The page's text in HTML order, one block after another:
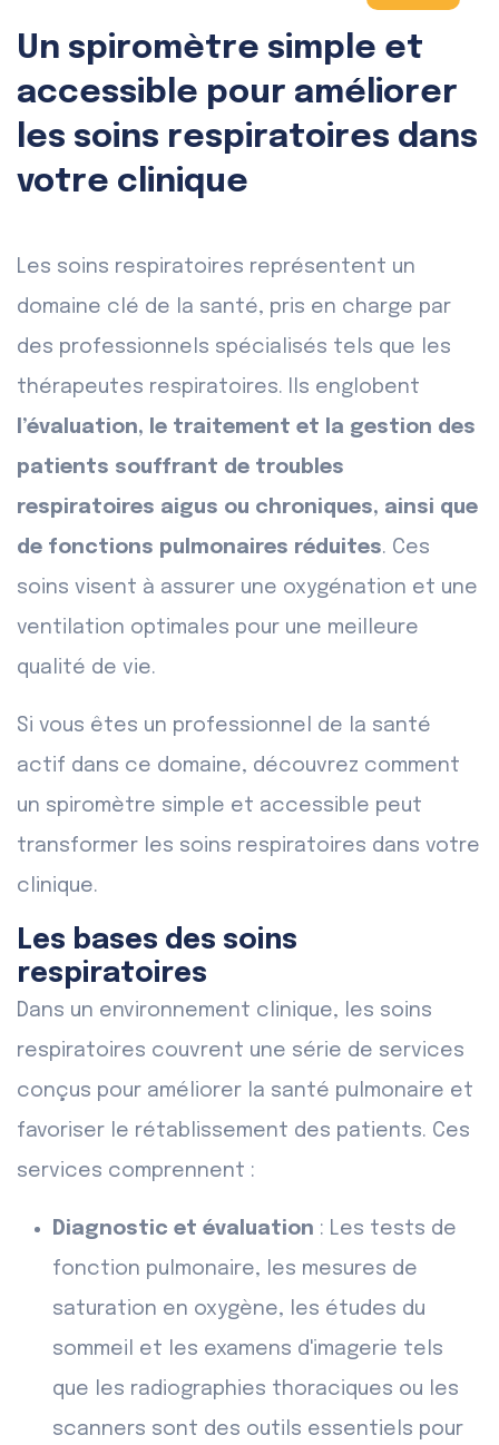
Un spiromètre simple et
accessible pour améliorer
les soins respiratoires dans
votre clinique
Les soins respiratoires représentent un
domaine clé de la santé, pris en charge par
des professionnels spécialisés tels que les
thérapeutes respiratoires. Ils englobent
l’évaluation, le traitement et la gestion des
patients souffrant de troubles
respiratoires aigus ou chroniques, ainsi que
de fonctions pulmonaires réduites. Ces
soins visent à assurer une oxygénation et une
ventilation optimales pour une meilleure
qualité de vie.
Si vous êtes un professionnel de la santé
actif dans ce domaine, découvrez comment
un spiromètre simple et accessible peut
transformer les soins respiratoires dans votre
clinique.
Les bases des soins
respiratoires
Dans un environnement clinique, les soins
respiratoires couvrent une série de services
conçus pour améliorer la santé pulmonaire et
favoriser le rétablissement des patients. Ces
services comprennent :
Diagnostic et évaluation : Les tests de
fonction pulmonaire, les mesures de
saturation en oxygène, les études du
sommeil et les examens d'imagerie tels
que les radiographies thoraciques ou les
scanners sont des outils essentiels pour